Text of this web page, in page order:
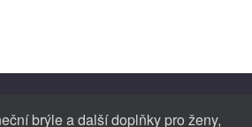
brýle a další doplňky pro ženy,